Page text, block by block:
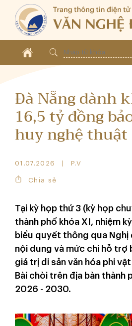
Đà Nẵng dành
16,5 tỷ đồng
huy nghệ thuật
01.07.2026 P.V
Chia sẻ
Tại kỳ họp thứ 3 (kỳ họp
thành phố khóa XI, nhiệm
biểu quyết thông qua Nghị
nội dung và mức chi hỗ trợ
giá trị di sản văn hóa phi
Bài chòi trên địa bàn thành
2026 - 2030.